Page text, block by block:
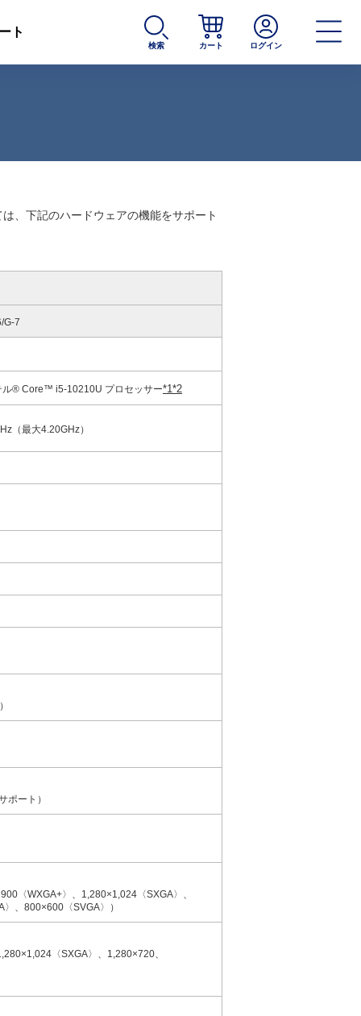
ト
検索 カート ログイン
、下記のハードウェアの機能をサポート
G-7
ル® Core™ i5-10210U プロセッサー*1*2
（最大4.20GHz）
ポート）
〈WXGA+〉、1,280×1,024〈SXGA〉、
、800×600〈SVGA〉）
〈SXGA〉、1,280×720、